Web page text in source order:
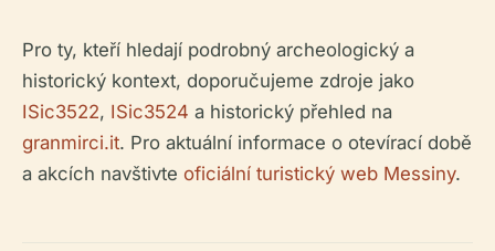
Pro ty, kteří hledají podrobný archeologický a
historický kontext, doporučujeme zdroje jako
ISic3522, ISic3524 a historický přehled na
granmirci.it. Pro aktuální informace o otevírací době
a akcích navštivte oficiální turistický web Messiny.